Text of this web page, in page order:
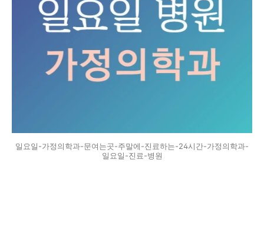
일요일-가정의학과-문여는곳-주말에-진료하는-24시간-가정의학과-
일요일-진료-병원